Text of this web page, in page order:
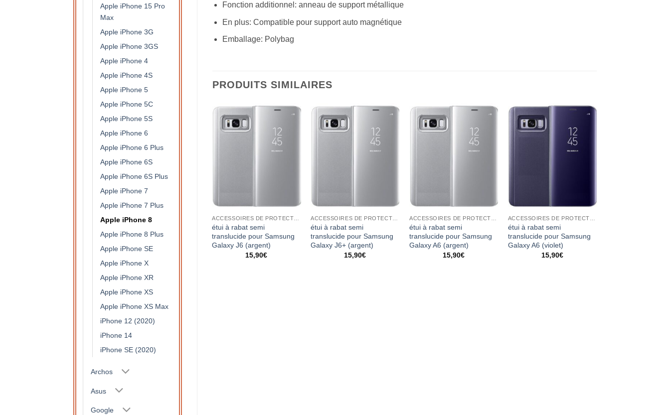
Apple iPhone 15 Pro
Max
Apple iPhone 3G
Apple iPhone 3GS
Apple iPhone 4
Apple iPhone 4S
Apple iPhone 5
Apple iPhone 5C
Apple iPhone 5S
Apple iPhone 6
Apple iPhone 6 Plus
Apple iPhone 6S
Apple iPhone 6S Plus
Apple iPhone 7
Apple iPhone 7 Plus
Apple iPhone 8
Apple iPhone 8 Plus
Apple iPhone SE
Apple iPhone X
Apple iPhone XR
Apple iPhone XS
Apple iPhone XS Max
iPhone 12 (2020)
iPhone 14
iPhone SE (2020)
Archos
Asus
Google
Fonction additionnel: anneau de support métallique
En plus: Compatible pour support auto magnétique
Emballage: Polybag
PRODUITS SIMILAIRES
étui à rabat semi
translucide pour Samsung
Galaxy J6 (argent)
15,90€
étui à rabat semi
translucide pour Samsung
Galaxy J6+ (argent)
15,90€
étui à rabat semi
translucide pour Samsung
Galaxy A6 (argent)
15,90€
étui à rabat semi
translucide pour Samsung
Galaxy A6 (violet)
15,90€
ACCESSOIRES DE PROTECTION
translucide pour Samsung
Galaxy J6 (doré)